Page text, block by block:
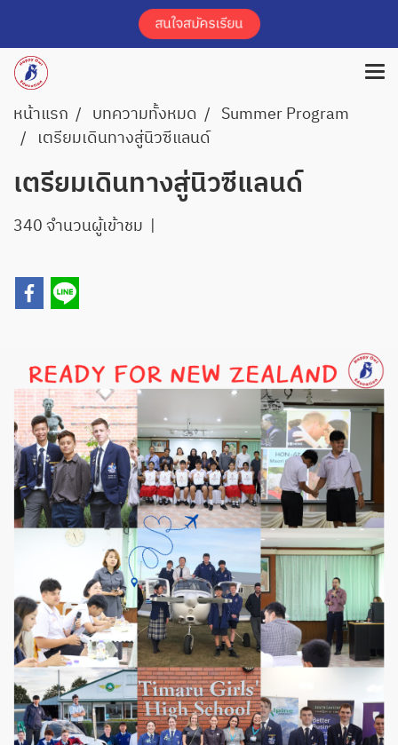
หน้าแรก บทความทั้งหมด
Summer Program
เตรียมเดินทางสู่นิวซีแลนด์
เตรียมเดินทางสู่นิวซีแลนด์
340 จำนวนผู้เข้าชม |